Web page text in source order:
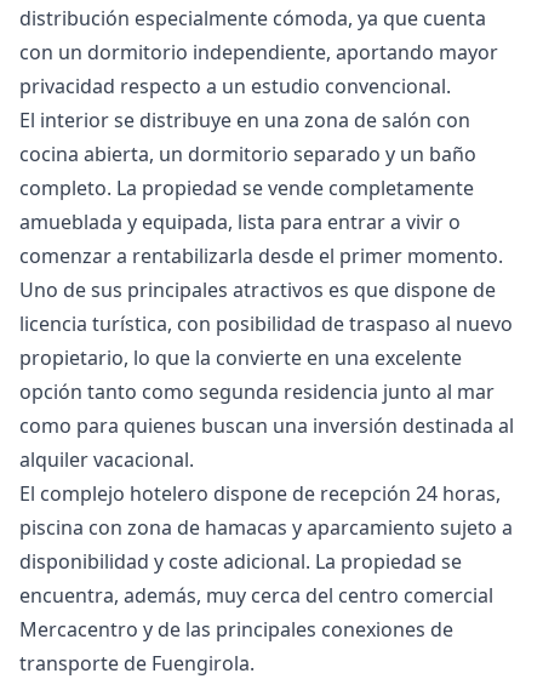
distribución especialmente cómoda, ya que cuenta
con un dormitorio independiente, aportando mayor
privacidad respecto a un estudio convencional.
El interior se distribuye en una zona de salón con
cocina abierta, un dormitorio separado y un baño
completo. La propiedad se vende completamente
amueblada y equipada, lista para entrar a vivir o
comenzar a rentabilizarla desde el primer momento.
Uno de sus principales atractivos es que dispone de
licencia turística, con posibilidad de traspaso al nuevo
propietario, lo que la convierte en una excelente
opción tanto como segunda residencia junto al mar
como para quienes buscan una inversión destinada al
alquiler vacacional.
El complejo hotelero dispone de recepción 24 horas,
piscina con zona de hamacas y aparcamiento sujeto a
disponibilidad y coste adicional. La propiedad se
encuentra, además, muy cerca del centro comercial
Mercacentro y de las principales conexiones de
transporte de Fuengirola.